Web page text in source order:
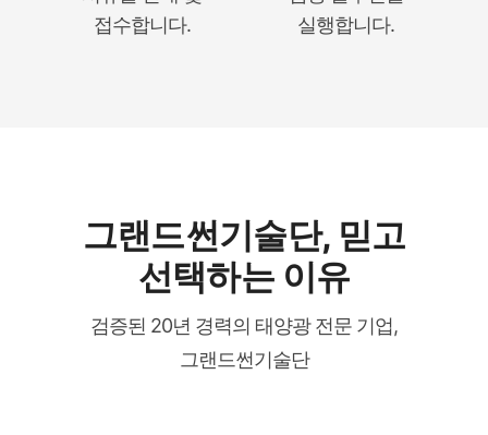
접수합니다.
실행합니다.
그랜드썬기술단, 믿고
선택하는 이유
검증된 20년 경력의 태양광 전문 기업,
그랜드썬기술단